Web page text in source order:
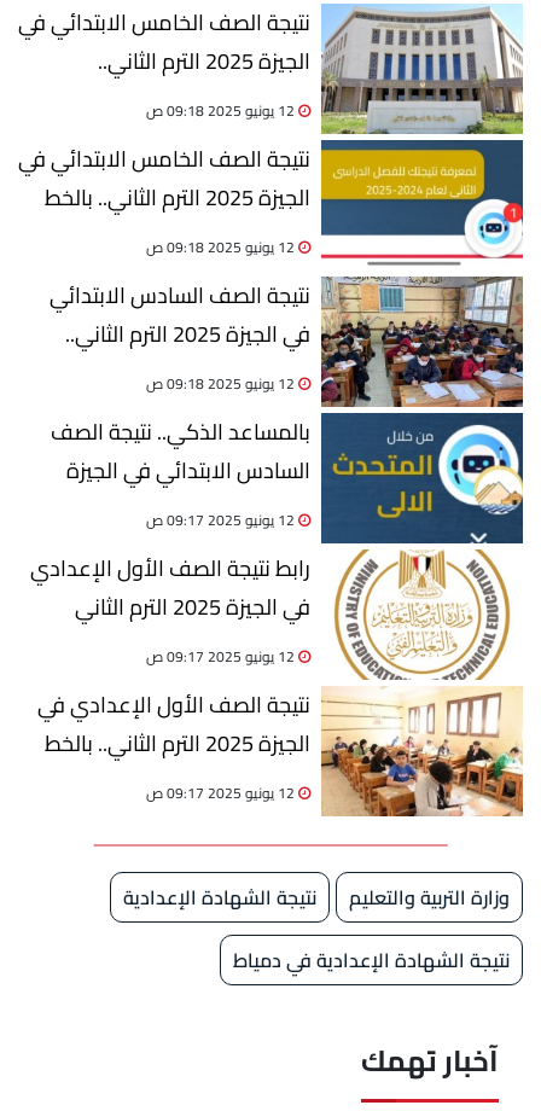
نتيجة الصف الخامس الابتدائي في
الجيزة 2025 الترم الثاني..
المساعد الذكي
12 يونيو 2025 09:18 ص
نتيجة الصف الخامس الابتدائي في
الجيزة 2025 الترم الثاني.. بالخط
الساخن
12 يونيو 2025 09:18 ص
نتيجة الصف السادس الابتدائي
في الجيزة 2025 الترم الثاني..
بالخط الساخن
12 يونيو 2025 09:18 ص
بالمساعد الذكي.. نتيجة الصف
السادس الابتدائي في الجيزة
2025 الترم الثاني (رابط)
12 يونيو 2025 09:17 ص
رابط نتيجة الصف الأول الإعدادي
في الجيزة 2025 الترم الثاني
(المساعد الذكي)
12 يونيو 2025 09:17 ص
نتيجة الصف الأول الإعدادي في
الجيزة 2025 الترم الثاني.. بالخط
الساخن
12 يونيو 2025 09:17 ص
وزارة التربية والتعليم
نتيجة الشهادة الإعدادية
نتيجة الشهادة الإعدادية في دمياط
آخبار تهمك